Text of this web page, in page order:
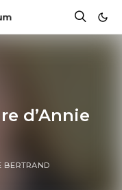
d’Annie
BERTRAND